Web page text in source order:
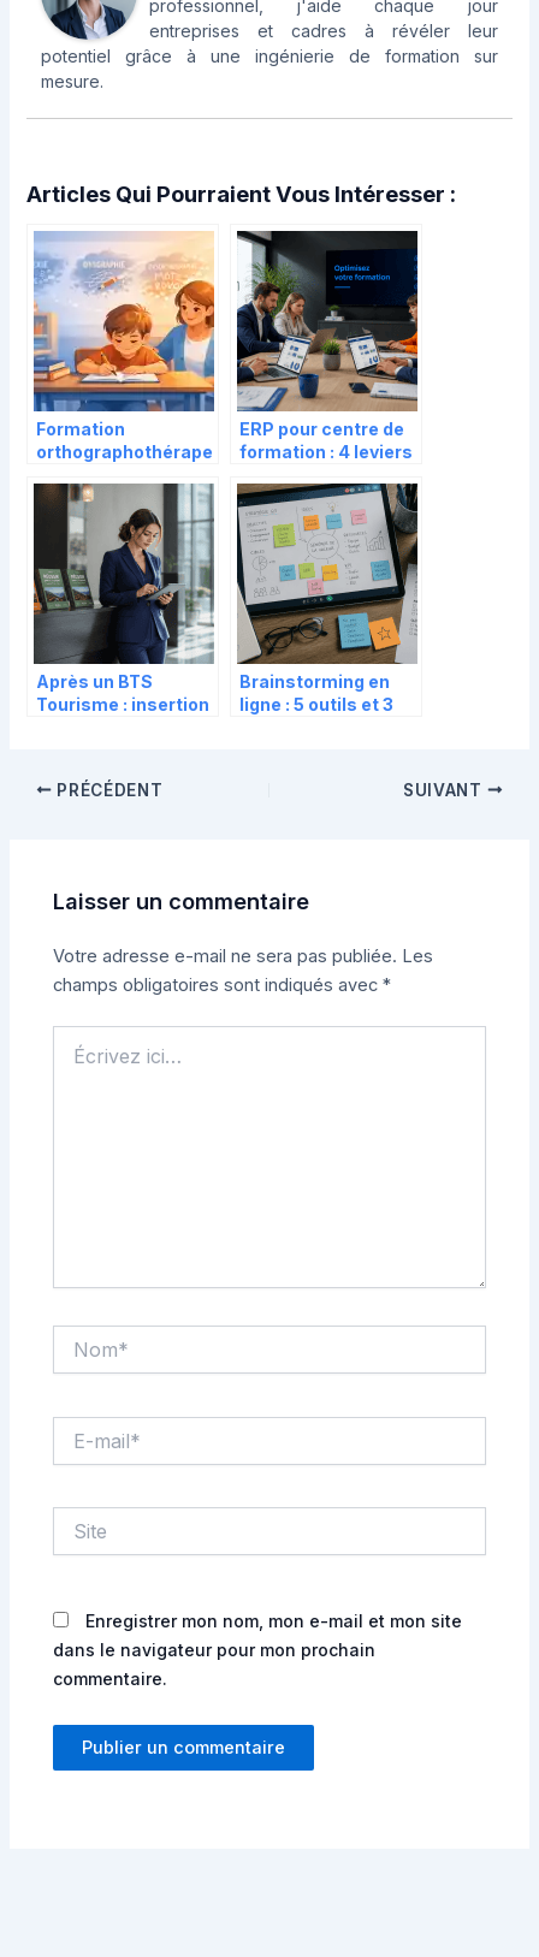
professionnel, j'aide chaque jour
entreprises et cadres à révéler leur
potentiel grâce à une ingénierie de formation sur
mesure.
Articles Qui Pourraient Vous Intéresser :
Formation
orthographothérape
séances pour
débloquer l’écriture
et l’orthographe
ERP pour centre de
formation : 4 leviers
pour doubler votre
productivité
administrative
Après un BTS
Tourisme : insertion
Brainstorming en
ligne : 5 outils et 3
PRÉCÉDENT SUIVANT
Laisser un commentaire
Votre adresse e-mail ne sera pas publiée. Les
champs obligatoires sont indiqués avec*
ici…
mail*
Enregistrer mon nom, mon e-mail et mon site
dans le navigateur pour mon prochain
commentaire.